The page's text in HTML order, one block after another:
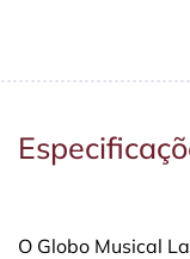
O Globo Musical